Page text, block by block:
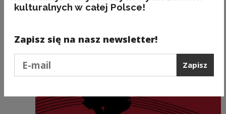
kulturalnych w całej Polsce!
Zapisz się na nasz newsletter!
Zapisz